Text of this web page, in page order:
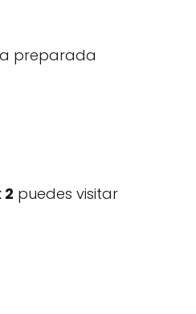
preparada
2 puedes visitar